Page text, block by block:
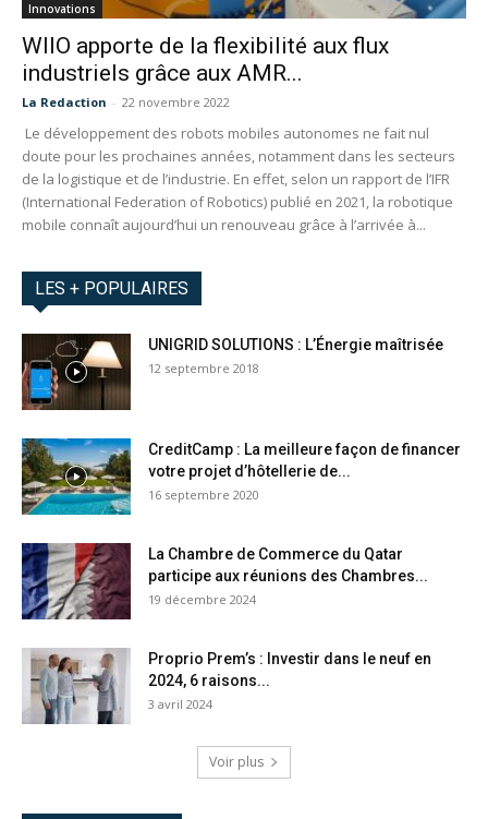
Innovations
WIIO apporte de la flexibilité aux flux
industriels grâce aux AMR...
La Redaction - 22 novembre 2022
Le développement des robots mobiles autonomes ne fait nul
doute pour les prochaines années, notamment dans les secteurs
de la logistique et de l’industrie. En effet, selon un rapport de l’IFR
(International Federation of Robotics) publié en 2021, la robotique
mobile connaît aujourd’hui un renouveau grâce à l’arrivée à...
LES + POPULAIRES
UNIGRID SOLUTIONS : L’Énergie maîtrisée
12 septembre 2018
CreditCamp : La meilleure façon de financer
votre projet d’hôtellerie de...
16 septembre 2020
La Chambre de Commerce du Qatar
participe aux réunions des Chambres...
19 décembre 2024
Proprio Prem’s : Investir dans le neuf en
2024, 6 raisons...
3 avril 2024
Voir plus